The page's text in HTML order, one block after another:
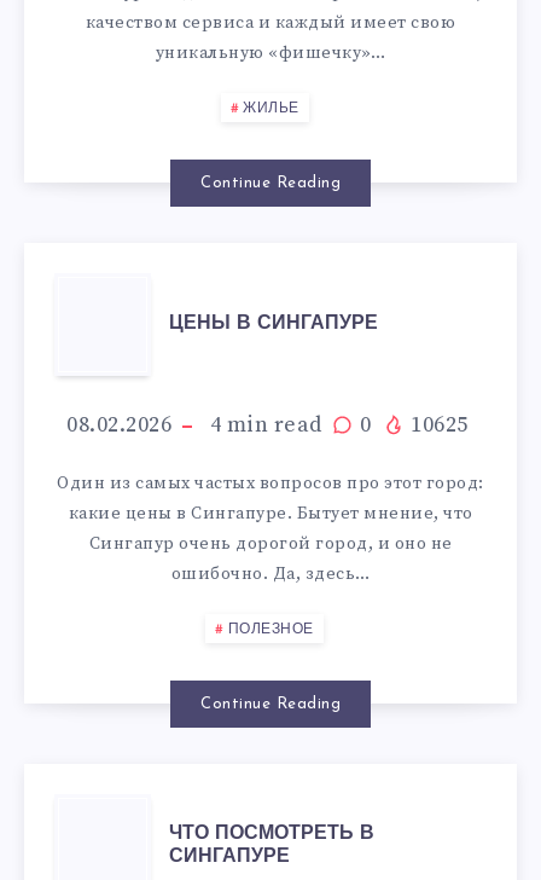
качеством сервиса и каждый имеет свою
уникальную «фишечку»…
ЖИЛЬЕ
Continue Reading
ЦЕНЫ
В
СИНГАПУРЕ
ЦЕНЫ В СИНГАПУРЕ
08.02.2026 4 min read 0 10625
Один из самых частых вопросов про этот город:
какие цены в Сингапуре. Бытует мнение, что
Сингапур очень дорогой город, и оно не
ошибочно. Да, здесь…
ПОЛЕЗНОЕ
Continue Reading
ЧТОЧТО ПОСМОТРЕТЬ В
СИНГАПУРЕ